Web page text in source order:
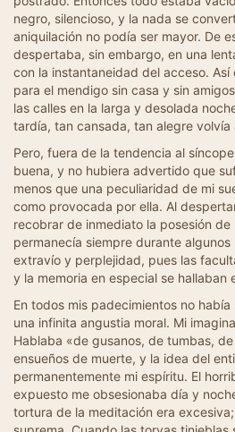
negro, silencioso, y la nada se
aniquilación no podía ser mayor. De
despertaba, sin embargo, en una
con la instantaneidad del acceso. Así
para el mendigo sin casa y sin
las calles en la larga y desolada
tardía, tan cansada, tan alegre volvía
Pero, fuera de la tendencia al
buena, y no hubiera advertido que
menos que una peculiaridad de mi
como provocada por ella. Al
recobrar de inmediato la posesión de
permanecía siempre durante
extravío y perplejidad, pues las
y la memoria en especial se hallaban
En todos mis padecimientos no
una infinita angustia moral. Mi
Hablaba «de gusanos, de tumbas,
ensueños de muerte, y la idea del
permanentemente mi espíritu. El
expuesto me obsesionaba día y
tortura de la meditación era